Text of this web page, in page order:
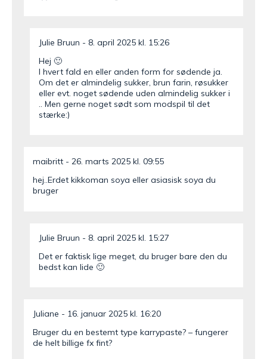
Julie Bruun
8. april 2025 kl. 15:26
Hej 🙂
I hvert fald en eller anden form for sødende ja.
Om det er almindelig sukker, brun farin, røsukker
eller evt. noget sødende uden almindelig sukker i
.. Men gerne noget sødt som modspil til det
stærke:)
maibritt
26. marts 2025 kl. 09:55
hej..Erdet kikkoman soya eller asiasisk soya du
bruger
Julie Bruun
8. april 2025 kl. 15:27
Det er faktisk lige meget, du bruger bare den du
bedst kan lide 🙂
Juliane
16. januar 2025 kl. 16:20
Bruger du en bestemt type karrypaste? – fungerer
de helt billige fx fint?